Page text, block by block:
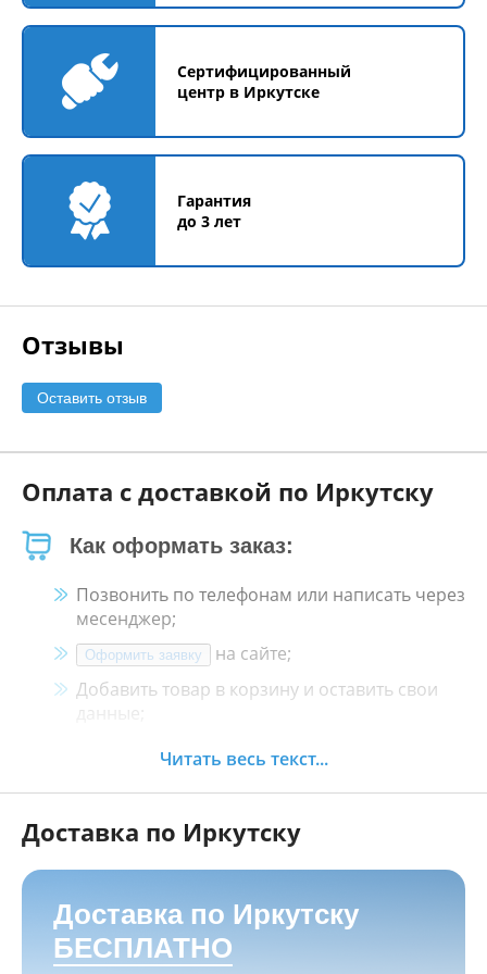
Сертифицированный
центр в Иркутске
Гарантия
до 3 лет
Отзывы
Оставить отзыв
Оплата с доставкой по Иркутску
Как оформать заказ:
Позвонить по телефонам или написать через
месенджер;
Оформить заявку
на сайте;
Добавить товар в корзину и оставить свои
данные;
Менеджер свяжется с Вами в течение 30
Как оплатить:
Наличными, пластиковой картой, кредитной
картой и картой ХАЛВА в кассе нашего
магазина по адресуг. Иркутск, ул. Баррикад
24а, Мотосалон БАРС
Читать весь текст...
Доставка по Иркутску
Доставка по Иркутску
БЕСПЛАТНО